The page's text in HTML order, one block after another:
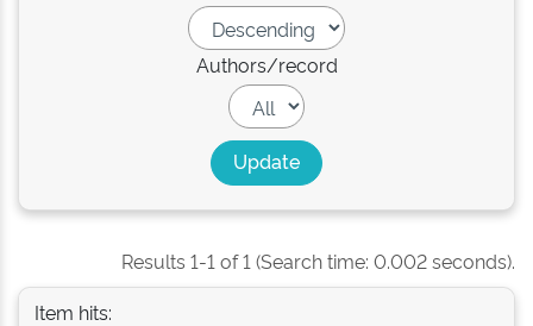
Authors/record
Results 1-1 of 1 (Search time: 0.002 seconds).
Item hits: